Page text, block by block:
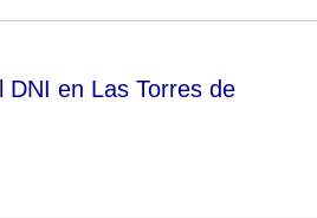
en Las Torres de